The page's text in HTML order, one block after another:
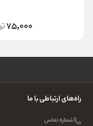
75,000
راه‌های ارتباطی با ما
شماره تماس